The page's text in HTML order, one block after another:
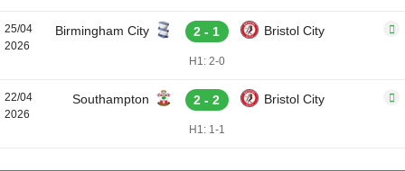
25/04
2026
Birmingham City 2 - 1 Bristol City
H1: 2-0
22/04
2026
Southampton 2 - 2 Bristol City
H1: 1-1